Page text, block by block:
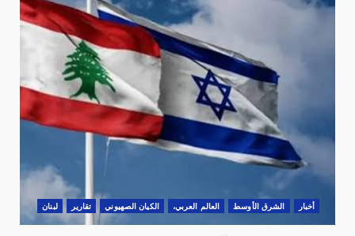
أخبار الشرق الأوسط العالم العربي، الكيان الصهيوني تقارير لبنان